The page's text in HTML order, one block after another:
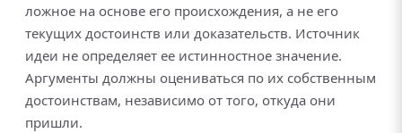
ложное на основе его происхождения, а не его
текущих достоинств или доказательств. Источник
идеи не определяет ее истинностное значение.
Аргументы должны оцениваться по их собственным
достоинствам, независимо от того, откуда они
пришли.